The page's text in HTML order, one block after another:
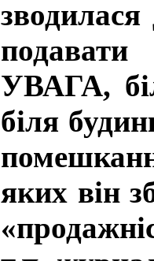
УВАГА,
біля
яких він